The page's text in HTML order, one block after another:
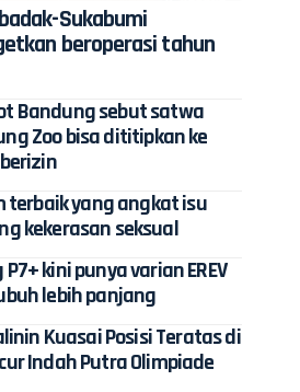
Sukabumi
beroperasi tahun
Bandung sebut satwa
Zoo bisa dititipkan ke
terbaik yang angkat isu
kekerasan seksual
P7+ kini punya varian EREV
lebih panjang
Kuasai Posisi Teratas di
Indah Putra Olimpiade